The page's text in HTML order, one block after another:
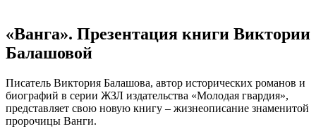
«Ванга». Презентация книги Виктории
Балашовой
Писатель Виктория Балашова, автор исторических романов и
биографий в серии ЖЗЛ издательства «Молодая гвардия»,
представляет свою новую книгу – жизнеописание знаменитой
пророчицы Ванги.